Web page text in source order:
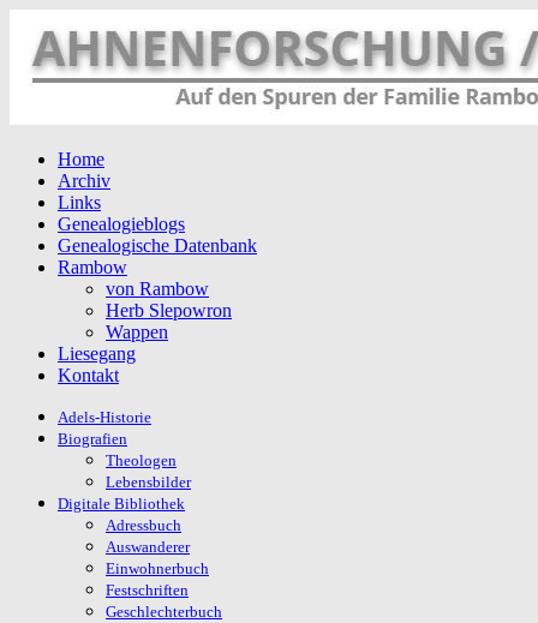
Home
Archiv
Links
Genealogieblogs
Genealogische Datenbank
Rambow
von Rambow
Herb Slepowron
Wappen
Liesegang
Kontakt
Adels-Historie
Biografien
Theologen
Lebensbilder
Digitale Bibliothek
Adressbuch
Auswanderer
Einwohnerbuch
Festschriften
Geschlechterbuch